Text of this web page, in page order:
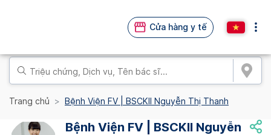
Cửa hàng y tế
Trang chủ Bệnh Viện FV | BSCKII Nguyễn Thị Thanh
Bệnh Viện FV | BSCKII Nguyễn